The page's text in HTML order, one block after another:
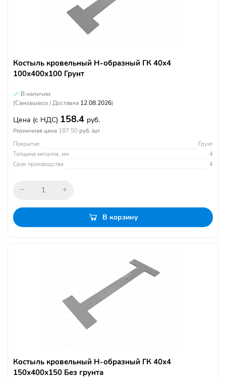
Костыль кровельный Н-образный ГК 40х4
100х400х100 Грунт
В наличии
(Самовывоз / Доставка 12.08.2026)
Цена (с НДС) 158.4 руб.
Розничная цена 187.50 руб. /шт
Покрытие
Грунт
Толщина металла, мм
4
Срок производства
4
В корзину
Костыль кровельный Н-образный ГК 40х4
150х400х150 Без грунта